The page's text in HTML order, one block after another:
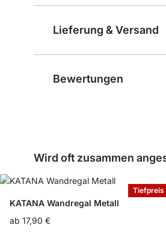
Lieferung & Versand
Bewertungen
Wird oft zusammen
Tiefpreis
KATANA Wandregal Metall
ab 17,90 €